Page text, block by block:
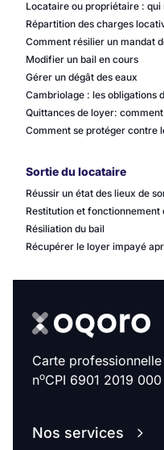
Locataire ou propriétaire :
Répartition des charges
Comment résilier un mandat
Modifier un bail en cours
Gérer un dégât des eaux
Cambriolage : les obligations
Quittances de loyer:
Comment se protéger contre
Sortie du locataire
Réussir un état des lieux de
Restitution et fonctionnement
Résiliation du bail
Récupérer le loyer impayé
Carte professionnelle
noCPI 6901 2019
Nos services